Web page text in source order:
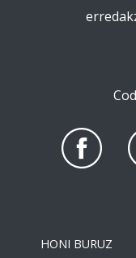
HONI BURUZ